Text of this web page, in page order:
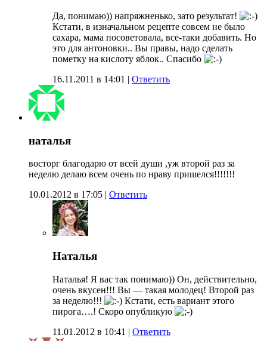
Да, понимаю)) напряжненько, зато результат!
Кстати, в изначальном рецепте совсем не было
сахара, мама посоветовала, все-таки добавить. Но
это для антоновки.. Вы правы, надо сделать
пометку на кислоту яблок.. Спасибо
16.11.2011 в 14:01 | Ответить
наталья
восторг благодарю от всей души ,уж второй раз за
неделю делаю всем очень по нраву пришелся!!!!!!!
10.01.2012 в 17:05 | Ответить
Наталья
Наталья! Я вас так понимаю)) Он, действительно,
очень вкусен!!! Вы — такая молодец! Второй раз
за неделю!!!
Кстати, есть вариант этого
пирога….! Скоро опубликую
11.01.2012 в 10:41 | Ответить